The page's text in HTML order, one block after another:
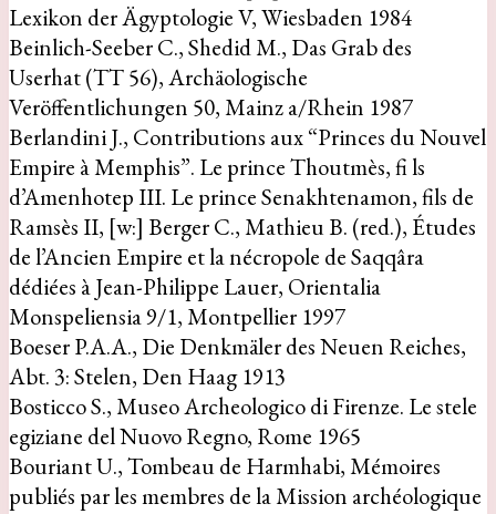
Lexikon der Ägyptologie V, Wiesbaden 1984
Beinlich-Seeber C., Shedid M., Das Grab des
Userhat (TT 56), Archäologische
Veröffentlichungen 50, Mainz a/Rhein 1987
Berlandini J., Contributions aux “Princes du Nouvel
Empire à Memphis”. Le prince Thoutmès, fi ls
d’Amenhotep III. Le prince Senakhtenamon, fils de
Ramsès II, [w:] Berger C., Mathieu B. (red.), Études
de l’Ancien Empire et la nécropole de Saqqâra
dédiées à Jean-Philippe Lauer, Orientalia
Monspeliensia 9/1, Montpellier 1997
Boeser P.A.A., Die Denkmäler des Neuen Reiches,
Abt. 3: Stelen, Den Haag 1913
Bosticco S., Museo Archeologico di Firenze. Le stele
egiziane del Nuovo Regno, Rome 1965
Bouriant U., Tombeau de Harmhabi, Mémoires
publiés par les membres de la Mission archéologique